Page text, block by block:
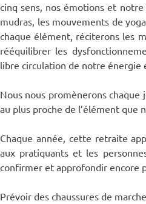
cinq sens, nos émotions et
mudras, les mouvements de
chaque élément, réciterons les
rééquilibrer les
libre circulation de notre énergie
Nous nous promènerons chaque
au plus proche de l’élément que
Chaque année, cette retraite
aux pratiquants et les
confirmer et approfondir encore
Prévoir des chaussures de